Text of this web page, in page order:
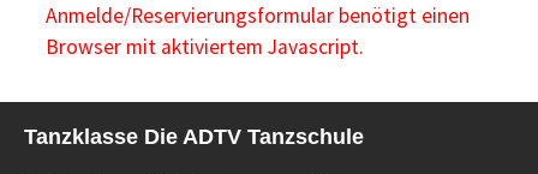
Anmelde/Reservierungsformular benötigt einen
Browser mit aktiviertem Javascript.
Tanzklasse Die ADTV Tanzschule